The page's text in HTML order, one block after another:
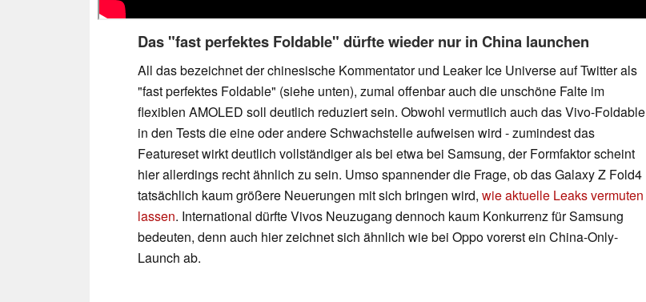
Das "fast perfektes Foldable" dürfte wieder nur in China launchen
All das bezeichnet der chinesische Kommentator und Leaker Ice Universe auf Twitter als
"fast perfektes Foldable" (siehe unten), zumal offenbar auch die unschöne Falte im
flexiblen AMOLED soll deutlich reduziert sein. Obwohl vermutlich auch das Vivo-Foldable
in den Tests die eine oder andere Schwachstelle aufweisen wird - zumindest das
Featureset wirkt deutlich vollständiger als bei etwa bei Samsung, der Formfaktor scheint
hier allerdings recht ähnlich zu sein. Umso spannender die Frage, ob das Galaxy Z Fold4
tatsächlich kaum größere Neuerungen mit sich bringen wird, wie aktuelle Leaks vermuten
lassen. International dürfte Vivos Neuzugang dennoch kaum Konkurrenz für Samsung
bedeuten, denn auch hier zeichnet sich ähnlich wie bei Oppo vorerst ein China-Only-
Launch ab.